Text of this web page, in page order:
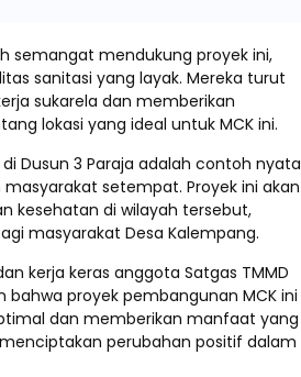
semangat mendukung proyek ini,
sanitasi yang layak. Mereka turut
sukarela dan memberikan
lokasi yang ideal untuk MCK ini.
Dusun 3 Paraja adalah contoh nyata
setempat. Proyek ini akan
kesehatan di wilayah tersebut,
masyarakat Desa Kalempang.
kerja keras anggota Satgas TMMD
bahwa proyek pembangunan MCK ini
dan memberikan manfaat yang
perubahan positif dalam